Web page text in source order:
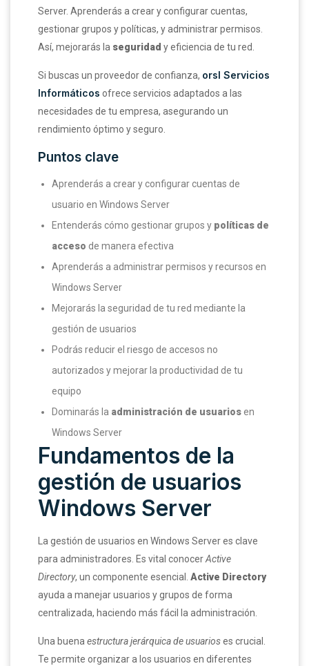
Server. Aprenderás a crear y configurar cuentas,
gestionar grupos y políticas, y administrar permisos.
Así, mejorarás la seguridad y eficiencia de tu red.
Si buscas un proveedor de confianza, orsl Servicios
Informáticos ofrece servicios adaptados a las
necesidades de tu empresa, asegurando un
rendimiento óptimo y seguro.
Puntos clave
Aprenderás a crear y configurar cuentas de
usuario en Windows Server
Entenderás cómo gestionar grupos y políticas de
acceso de manera efectiva
Aprenderás a administrar permisos y recursos en
Windows Server
Mejorarás la seguridad de tu red mediante la
gestión de usuarios
Podrás reducir el riesgo de accesos no
autorizados y mejorar la productividad de tu
equipo
Dominarás la administración de usuariosen
Windows Server
Fundamentos de la
gestión de usuarios
Windows Server
La gestión de usuarios en Windows Server es clave
para administradores. Es vital conocerActive
Directory, un componente esencial. Active Directory
ayuda a manejar usuarios y grupos de forma
centralizada, haciendo más fácil la administración.
Una buenaestructura jerárquica de usuarioses crucial.
Te permite organizar a los usuarios en diferentes